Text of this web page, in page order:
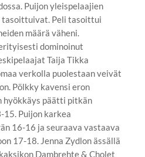
Puijon yleispelaajien
Peli tasoittui
määrä väheni.
dominoinut
Taija Tikka
verkolla puolestaan veivät
Pölkky kavensi eron
hyökkäys päätti pitkän
Puijon karkea
16-16 ja seuraava vastaava
17-18. Jenna Zydlon ässällä
Dambrehte & Cholet